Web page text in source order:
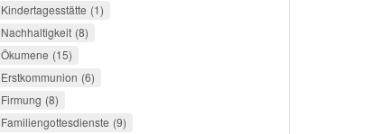
Kindertagesstätte 1
Nachhaltigkeit 8
Ökumene 15
Erstkommunion 6
Firmung 8
Familiengottesdienste 9